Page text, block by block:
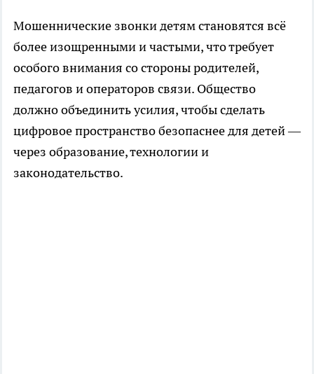
Мошеннические звонки детям становятся всё
более изощренными и частыми, что требует
особого внимания со стороны родителей,
педагогов и операторов связи. Общество
должно объединить усилия, чтобы сделать
цифровое пространство безопаснее для детей —
через образование, технологии и
законодательство.